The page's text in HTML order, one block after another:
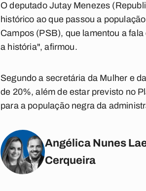
O deputado Jutay Menezes
histórico ao que passou a
Campos (PSB), que lamentou a
a história", afirmou.
Segundo a secretária da Mulher e
de 20%, além de estar previsto no
para a população negra da
Angélica Nunes
Cerqueira